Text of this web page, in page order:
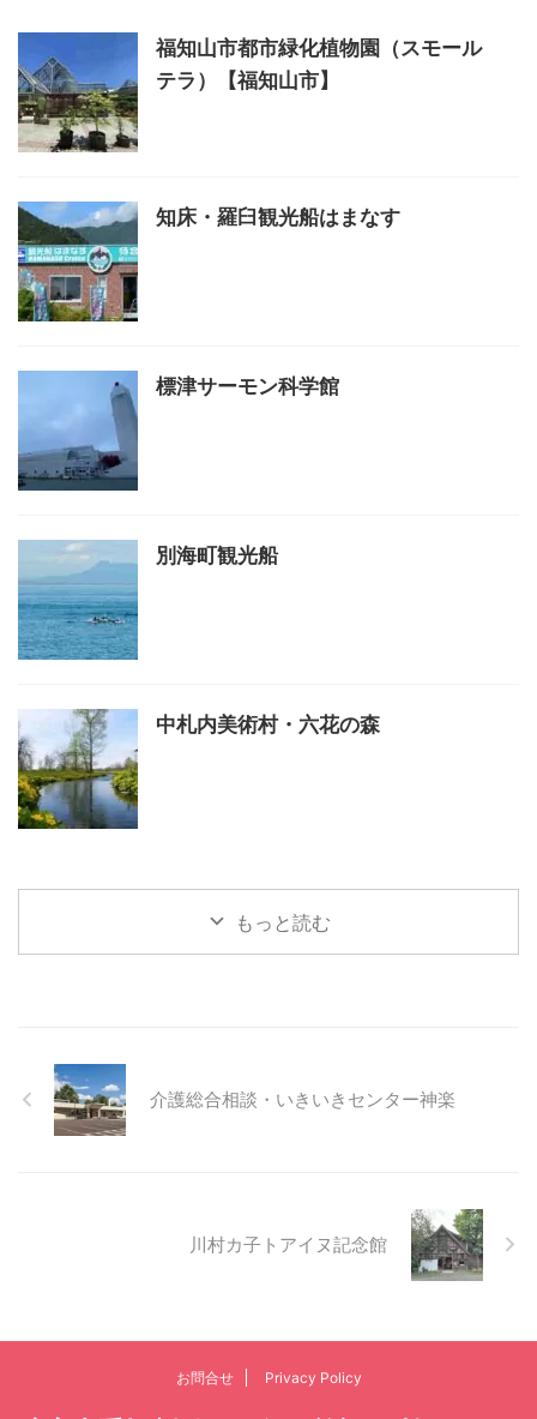
福知山市都市緑化植物園（スモール
テラ）【福知山市】
知床・羅臼観光船はまなす
標津サーモン科学館
別海町観光船
中札内美術村・六花の森
もっと読む
介護総合相談・いきいきセンター神楽
川村カ子トアイヌ記念館
お問合せ Privacy Policy